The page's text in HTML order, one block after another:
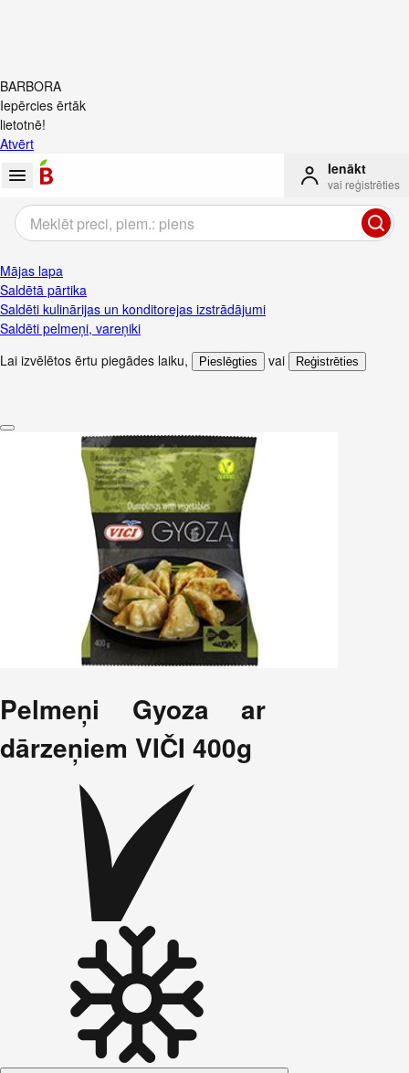
BARBORA
Iepērcies ērtāk
lietotnē!
Atvērt
Ienākt
vai reģistrēties
Mājas lapa
Saldētā pārtika
Saldēti kulinārijas un konditorejas izstrādājumi
Saldēti pelmeņi, vareņiki
Lai izvēlētos ērtu piegādes laiku, Pieslēgties vai Reģistrēties
Pelmeņi Gyoza ar
dārzeņiem VIČI 400g